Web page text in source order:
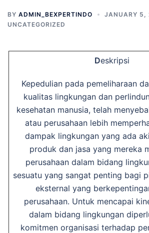
BY ADMIN_BEXPERTINDO
JANUARY 5,
UNCATEGORIZED
Deskripsi
Kepedulian pada pemeliharaan
kualitas lingkungan dan
kesehatan manusia, telah
atau perusahaan lebih
dampak lingkungan yang ada
produk dan jasa yang mereka
perusahaan dalam bidang
sesuatu yang sangat penting bagi
eksternal yang
perusahaan. Untuk mencapai
dalam bidang lingkungan
komitmen organisasi terhadap